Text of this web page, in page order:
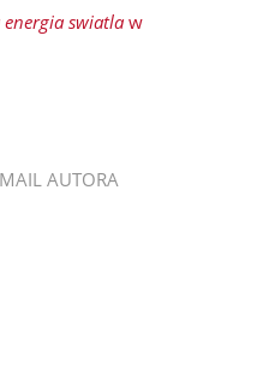
energia swiatlaw
AUTORA